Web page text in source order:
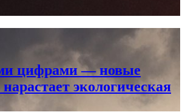
цифрами — новые
экологическая